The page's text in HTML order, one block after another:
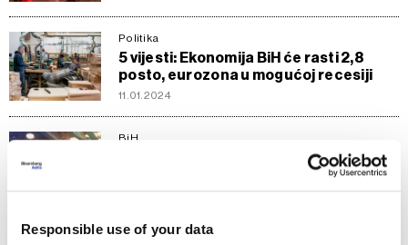
Responsible use of your data
Politika
5 vijesti: Ekonomija BiH će rasti 2,8
posto, eurozona u mogućoj recesiji
11.01.2024
BiH
Svjetska banka potvrdila prognozu
rasta BDP-a BiH za 2024. od 2,8 posto
10.01.2024
Svijet